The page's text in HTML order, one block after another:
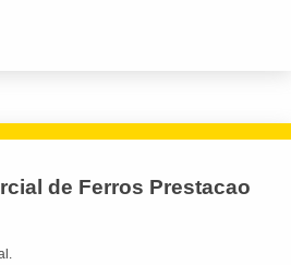
de Ferros Prestacao